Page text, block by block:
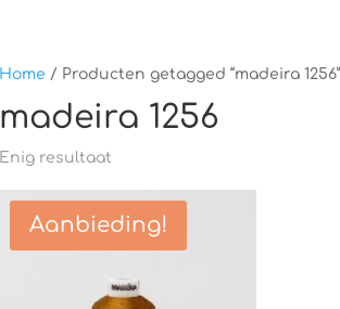
Home / Producten getagged “madeira 1256”
madeira 1256
Enig resultaat
Aanbieding!